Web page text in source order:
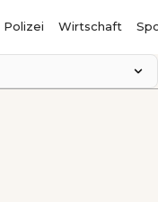
Polizei Wirtschaft